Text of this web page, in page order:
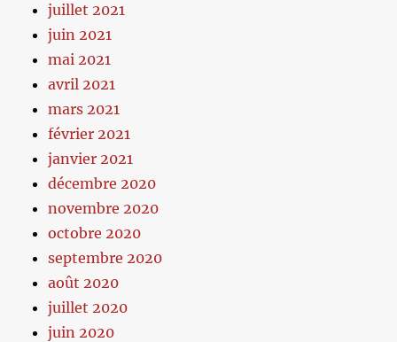
juillet 2021
juin 2021
mai 2021
avril 2021
mars 2021
février 2021
janvier 2021
décembre 2020
novembre 2020
octobre 2020
septembre 2020
août 2020
juillet 2020
juin 2020